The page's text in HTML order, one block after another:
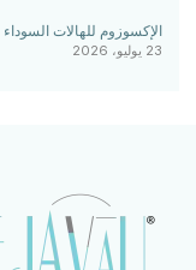
الإكسوزوم للهالات السوداء
23 يوليو، 2026